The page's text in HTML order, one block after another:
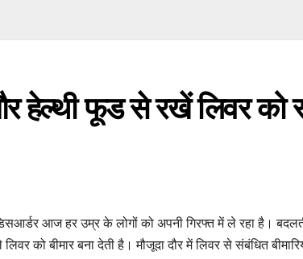
हेल्थी फूड से रखें लिवर को
आज हर उम्र के लोगों को अपनी गिरफ्त में ले रहा है।
को बीमार बना देती है। मौजूदा दौर में लिवर से संबंधित